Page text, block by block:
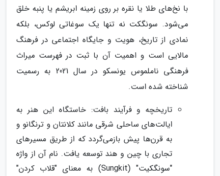
با نخ‌های طلا یا نقره بر روی زمینه ابریشم یا پنبه خلق
می‌شود. سونگکت نه تنها یک سوغاتی لوکس، بلکه
نمادی از تاریخ، هویت و جایگاه اجتماعی در فرهنگ
مالایی است و اهمیت آن با ثبت در فهرست میراث
فرهنگی ناملموس یونسکو در سال 2021 به رسمیت
شناخته شده است.
تاریخچه و فرآیند بافت: خاستگاه این هنر به
ایالت‌های ساحلی شرقی مانند کلانتان و ترنگانو و
به قرن‌ها پیش بازمی‌گردد که از طریق مسیرهای
تجاری با چین و هند توسعه یافت. نام آن از واژه
"سونگکیت" (Sungkit) به معنای "قلاب کردن"